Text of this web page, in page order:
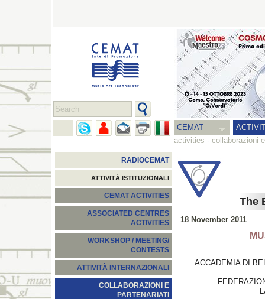
CEMAT
activities - collaborazioni
RADIOCEMAT
ATTIVITÀ ISTITUZIONALI
CEMAT ACTIVITIES
ASSOCIATED CENTRES
ACTIVITIES
WORKSHOP / MEETING/
CONTESTS
ATTIVITÀ INTERNAZIONALI
COLLABORAZIONI E
PARTENARIATI
The
18 November 2011
ACCADEMIA DI